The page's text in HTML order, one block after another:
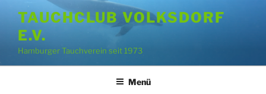
Inhalt
springen
TAUCHCLUB VOLKSDORF
E.V.
Hamburger Tauchverein seit 1973
Menü